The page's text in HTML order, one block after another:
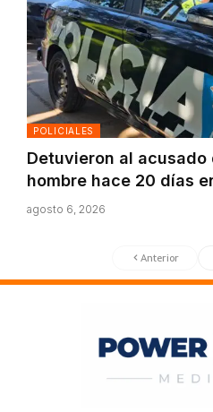
POLICIALES
Detuvieron al acusado
hombre hace 20 días
agosto 6, 2026
Anterior